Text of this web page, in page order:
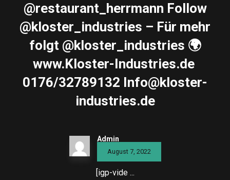
@restaurant_herrmann Follow
@kloster_industries – Für mehr
folgt @kloster_industries 🌍
www.Kloster-Industries.de ️
0176/32789132 Info@kloster-
industries.de
Admin
August 7, 2022
[igp-vide ...